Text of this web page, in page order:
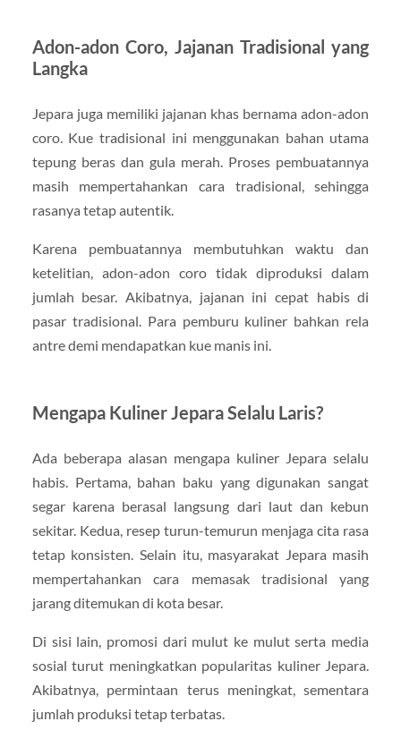
Adon-adon Coro, Jajanan Tradisional yang
Langka
Jepara juga memiliki jajanan khas bernama adon-adon
coro. Kue tradisional ini menggunakan bahan utama
tepung beras dan gula merah. Proses pembuatannya
masih mempertahankan cara tradisional, sehingga
rasanya tetap autentik.
Karena pembuatannya membutuhkan waktu dan
ketelitian, adon-adon coro tidak diproduksi dalam
jumlah besar. Akibatnya, jajanan ini cepat habis di
pasar tradisional. Para pemburu kuliner bahkan rela
antre demi mendapatkan kue manis ini.
Mengapa Kuliner Jepara Selalu Laris?
Ada beberapa alasan mengapa kuliner Jepara selalu
habis. Pertama, bahan baku yang digunakan sangat
segar karena berasal langsung dari laut dan kebun
sekitar. Kedua, resep turun-temurun menjaga cita rasa
tetap konsisten. Selain itu, masyarakat Jepara masih
mempertahankan cara memasak tradisional yang
jarang ditemukan di kota besar.
Di sisi lain, promosi dari mulut ke mulut serta media
sosial turut meningkatkan popularitas kuliner Jepara.
Akibatnya, permintaan terus meningkat, sementara
jumlah produksi tetap terbatas.